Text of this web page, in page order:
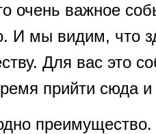
очень важное
И мы видим, что
Для вас это
прийти сюда и